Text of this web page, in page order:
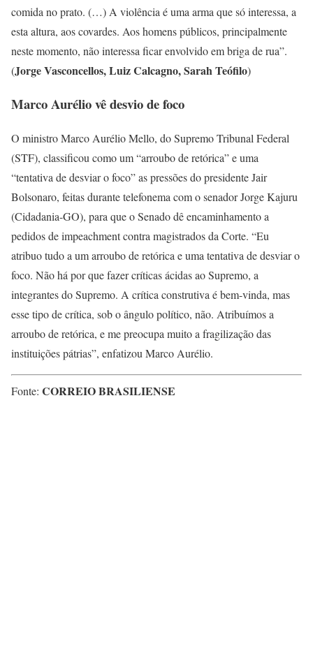
comida no prato. (…) A violência é uma arma que só interessa, a
esta altura, aos covardes. Aos homens públicos, principalmente
neste momento, não interessa ficar envolvido em briga de rua”.
(Jorge Vasconcellos, Luiz Calcagno, Sarah Teófilo)
Marco Aurélio vê desvio de foco
O ministro Marco Aurélio Mello, do Supremo Tribunal Federal
(STF), classificou como um “arroubo de retórica” e uma
“tentativa de desviar o foco” as pressões do presidente Jair
Bolsonaro, feitas durante telefonema com o senador Jorge Kajuru
(Cidadania-GO), para que o Senado dê encaminhamento a
pedidos de impeachment contra magistrados da Corte. “Eu
atribuo tudo a um arroubo de retórica e uma tentativa de desviar o
foco. Não há por que fazer críticas ácidas ao Supremo, a
integrantes do Supremo. A crítica construtiva é bem-vinda, mas
esse tipo de crítica, sob o ângulo político, não. Atribuímos a
arroubo de retórica, e me preocupa muito a fragilização das
instituições pátrias”, enfatizou Marco Aurélio.
Fonte: CORREIO BRASILIENSE